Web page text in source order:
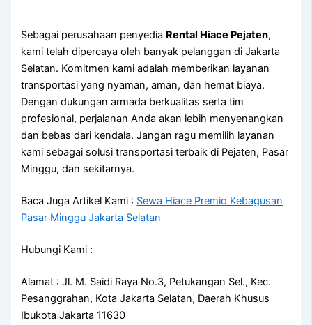
Sebagai perusahaan penyedia Rental Hiace Pejaten,
kami telah dipercaya oleh banyak pelanggan di Jakarta
Selatan. Komitmen kami adalah memberikan layanan
transportasi yang nyaman, aman, dan hemat biaya.
Dengan dukungan armada berkualitas serta tim
profesional, perjalanan Anda akan lebih menyenangkan
dan bebas dari kendala. Jangan ragu memilih layanan
kami sebagai solusi transportasi terbaik di Pejaten, Pasar
Minggu, dan sekitarnya.
Baca Juga Artikel Kami : Sewa Hiace Premio Kebagusan
Pasar Minggu Jakarta Selatan
Hubungi Kami :
Alamat : Jl. M. Saidi Raya No.3, Petukangan Sel., Kec.
Pesanggrahan, Kota Jakarta Selatan, Daerah Khusus
Ibukota Jakarta 11630